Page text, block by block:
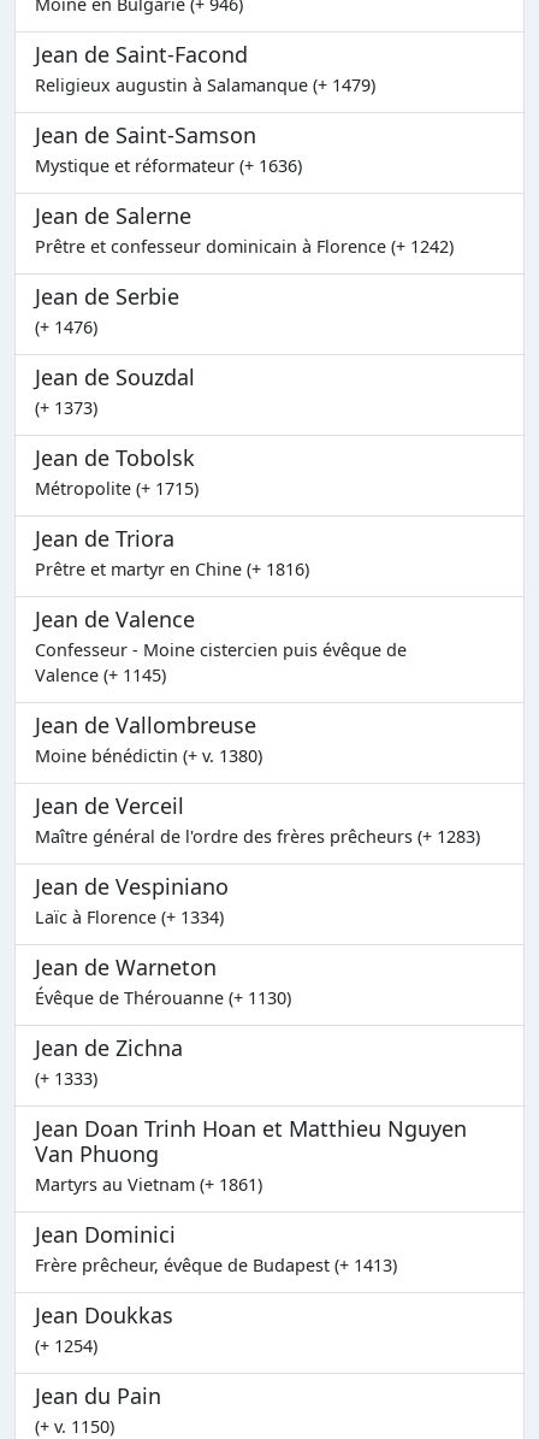
Jean de Saint-Facond
Religieux augustin à Salamanque (+ 1479)
Jean de Saint-Samson
Mystique et réformateur (+ 1636)
Jean de Salerne
Prêtre et confesseur dominicain à Florence (+ 1242)
Jean de Serbie
(+ 1476)
Jean de Souzdal
(+ 1373)
Jean de Tobolsk
Métropolite (+ 1715)
Jean de Triora
Prêtre et martyr en Chine (+ 1816)
Jean de Valence
Confesseur - Moine cistercien puis évêque de
Valence (+ 1145)
Jean de Vallombreuse
Moine bénédictin (+ v. 1380)
Jean de Verceil
Maître général de l'ordre des frères prêcheurs (+ 1283)
Jean de Vespiniano
Laïc à Florence (+ 1334)
Jean de Warneton
Évêque de Thérouanne (+ 1130)
Jean de Zichna
(+ 1333)
Jean Doan Trinh Hoan et Matthieu Nguyen
Van Phuong
Martyrs au Vietnam (+ 1861)
Jean Dominici
Frère prêcheur, évêque de Budapest (+ 1413)
Jean Doukkas
(+ 1254)
Jean du Pain
(+ v. 1150)